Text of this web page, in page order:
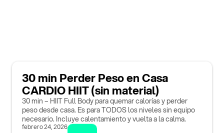
30 min Perder Peso en Casa
CARDIO HIIT (sin material)
30 min – HIIT Full Body para quemar calorías y perder
peso desde casa. Es para TODOS los niveles sin equipo
necesario. Incluye calentamiento y vuelta a la calma.
febrero 24, 2026